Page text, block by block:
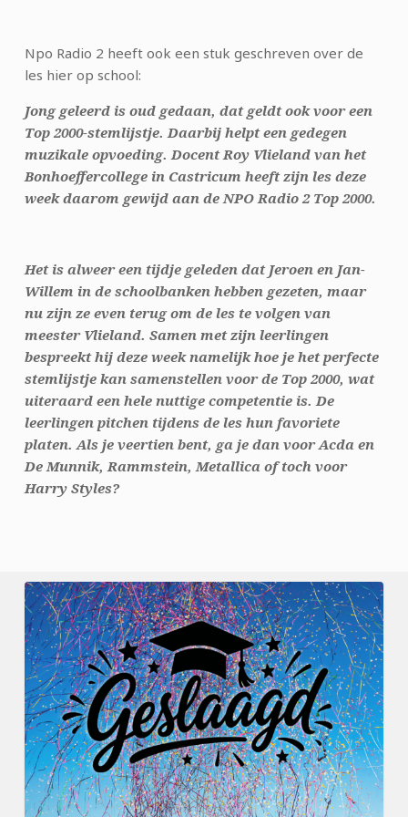
Npo Radio 2 heeft ook een stuk geschreven over de
les hier op school:
Jong geleerd is oud gedaan, dat geldt ook voor een
Top 2000-stemlijstje. Daarbij helpt een gedegen
muzikale opvoeding. Docent Roy Vlieland van het
Bonhoeffercollege in Castricum heeft zijn les deze
week daarom gewijd aan de NPO Radio 2 Top 2000.
Het is alweer een tijdje geleden dat Jeroen en Jan-
Willem in de schoolbanken hebben gezeten, maar
nu zijn ze even terug om de les te volgen van
meester Vlieland. Samen met zijn leerlingen
bespreekt hij deze week namelijk hoe je het perfecte
stemlijstje kan samenstellen voor de Top 2000, wat
uiteraard een hele nuttige competentie is. De
leerlingen pitchen tijdens de les hun favoriete
platen. Als je veertien bent, ga je dan voor Acda en
De Munnik, Rammstein, Metallica of toch voor
Harry Styles?
Geslaagden
2026